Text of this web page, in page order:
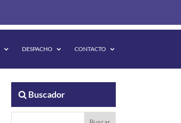
DESPACHO CONTACTO
Buscador